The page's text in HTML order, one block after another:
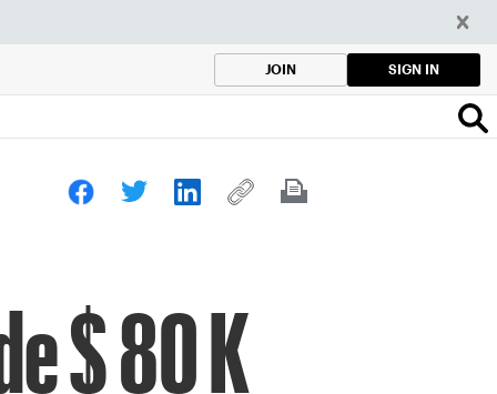
JOIN SIGN IN
$ 80 K